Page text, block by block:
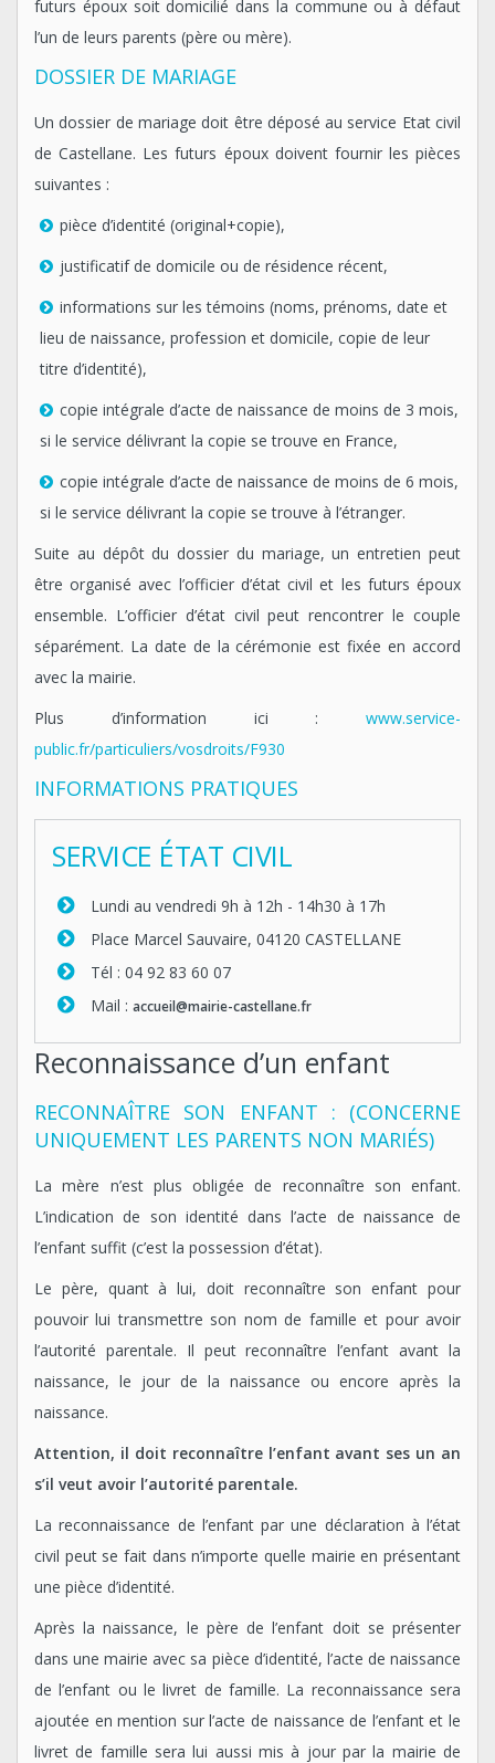
futurs époux soit domicilié dans la commune ou à défaut
l’un de leurs parents (père ou mère).
DOSSIER DE MARIAGE
Un dossier de mariage doit être déposé au service Etat civil
de Castellane. Les futurs époux doivent fournir les pièces
suivantes :
pièce d’identité (original+copie),
justificatif de domicile ou de résidence récent,
informations sur les témoins (noms, prénoms, date et
lieu de naissance, profession et domicile, copie de leur
titre d’identité),
copie intégrale d’acte de naissance de moins de 3 mois,
si le service délivrant la copie se trouve en France,
copie intégrale d’acte de naissance de moins de 6 mois,
si le service délivrant la copie se trouve à l’étranger.
Suite au dépôt du dossier du mariage, un entretien peut
être organisé avec l’officier d’état civil et les futurs époux
ensemble. L’officier d’état civil peut rencontrer le couple
séparément. La date de la cérémonie est fixée en accord
avec la mairie.
Plus d’information ici : www.service-
public.fr/particuliers/vosdroits/F930
INFORMATIONS PRATIQUES
SERVICE ÉTAT CIVIL
Lundi au vendredi 9h à 12h - 14h30 à 17h
Place Marcel Sauvaire, 04120 CASTELLANE
Tél : 04 92 83 60 07
Mail : accueil@mairie-castellane.fr
Reconnaissance d’un enfant
RECONNAÎTRE SON ENFANT : (CONCERNE
UNIQUEMENT LES PARENTS NON MARIÉS)
La mère n’est plus obligée de reconnaître son enfant.
L’indication de son identité dans l’acte de naissance de
l’enfant suffit (c’est la possession d’état).
Le père, quant à lui, doit reconnaître son enfant pour
pouvoir lui transmettre son nom de famille et pour avoir
l’autorité parentale. Il peut reconnaître l’enfant avant la
naissance, le jour de la naissance ou encore après la
naissance.
Attention, il doit reconnaître l’enfant avant ses un an
s’il veut avoir l’autorité parentale.
La reconnaissance de l’enfant par une déclaration à l’état
civil peut se fait dans n’importe quelle mairie en présentant
une pièce d’identité.
Après la naissance, le père de l’enfant doit se présenter
dans une mairie avec sa pièce d’identité, l’acte de naissance
de l’enfant ou le livret de famille. La reconnaissance sera
ajoutée en mention sur l’acte de naissance de l’enfant et le
livret de famille sera lui aussi mis à jour par la mairie de